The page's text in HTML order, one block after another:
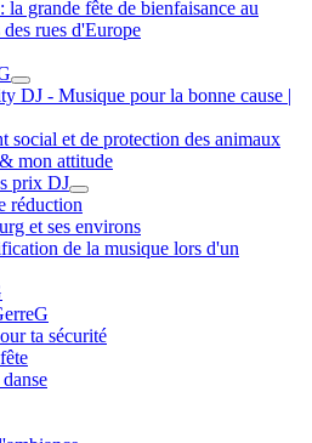
la grande fête de bienfaisance au
rues d'Europe
DJ - Musique pour la bonne cause |
social et de protection des animaux
mon attitude
prix DJ
réduction
et ses environs
de la musique lors d'un
ta sécurité